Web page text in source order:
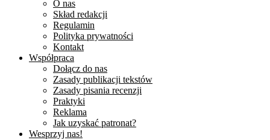
O nas
Skład redakcji
Regulamin
Polityka prywatności
Kontakt
Współpraca
Dołącz do nas
Zasady publikacji tekstów
Zasady pisania recenzji
Praktyki
Reklama
Jak uzyskać patronat?
Wesprzyj nas!